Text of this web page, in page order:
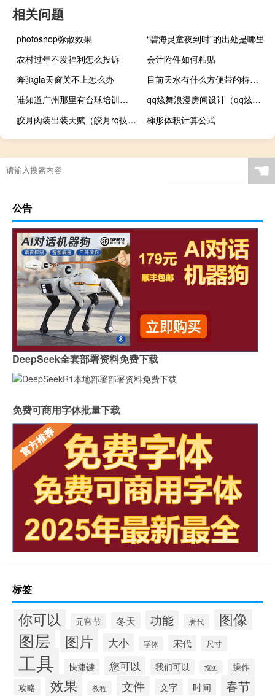
相关问题
photoshop弥散效果
“碧海灵童夜到时”的出处是哪里
农村过年不发福利怎么投诉
会计附件如何粘贴
奔驰gla天窗关不上怎么办
目前天水有什么方便带的特产呀
谁知道广州那里有台球培训的地方
qq炫舞浪漫房间设计（qq炫舞之最浪漫的舞蹈）
皎月肉装出装天赋（皎月rq技巧）
梯形体积计算公式
☚
公告
DeepSeek全套部署资料免费下载
免费可商用字体批量下载
标签
你可以 元宵节 冬天 功能 唐代 图像
图层 图片 大小 字体 宋代 尺寸
工具 快捷键 您可以 我们可以 抠图
操作
攻略
效果 教程 文件 文字 时间 春节